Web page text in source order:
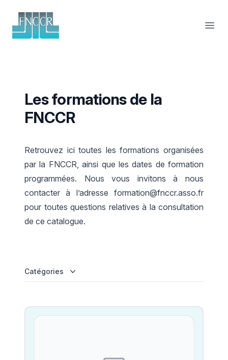
FNCCR
Les formations de la
FNCCR
Retrouvez ici toutes les formations organisées
par la FNCCR, ainsi que les dates de formation
programmées. Nous vous invitons à nous
contacter à l’adresse formation@fnccr.asso.fr
pour toutes questions relatives à la consultation
de ce catalogue.
Catégories